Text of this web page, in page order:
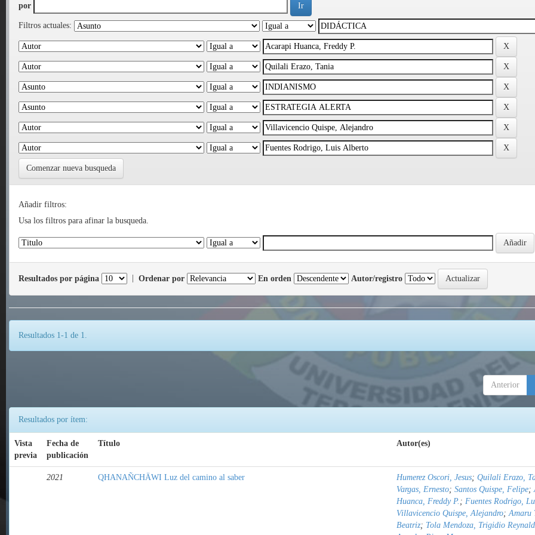
por
Filtros actuales:
Comenzar nueva busqueda
Añadir filtros:
Usa los filtros para afinar la busqueda.
Resultados por página Ordenar por En orden Autor/registro
Resultados 1-1 de 1.
Anterior
Resultados por ítem:
Vista
previa
Fecha de
publicación
Título Autor(es)
2021 QHANAÑCHÄWI Luz del camino al saber Humerez Oscori, Jesus; Quilali Erazo,
Vargas, Ernesto; Santos Quispe, Felipe;
Huanca, Freddy P. ; Fuentes Rodrigo,
Villavicencio Quispe, Alejandro;Amaru
Beatriz; Tola Mendoza, Trigidio